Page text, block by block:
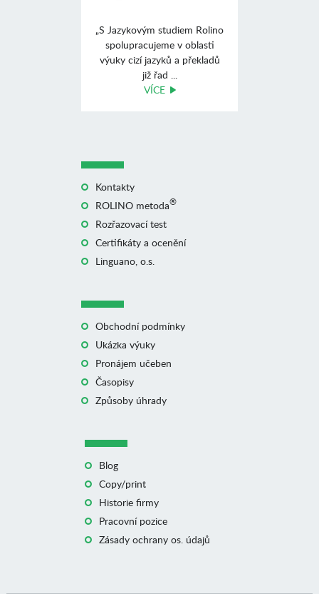
„S Jazykovým studiem Rolino
spolupracujeme v oblasti
výuky cizí jazyků a překladů
již řad ...
VÍCE
Kontakty
ROLINO metoda®
Rozřazovací test
Certifikáty a ocenění
Linguano, o.s.
Obchodní podmínky
Ukázka výuky
Pronájem učeben
Časopisy
Způsoby úhrady
Blog
Copy/print
Historie firmy
Pracovní pozice
Zásady ochrany os. údajů